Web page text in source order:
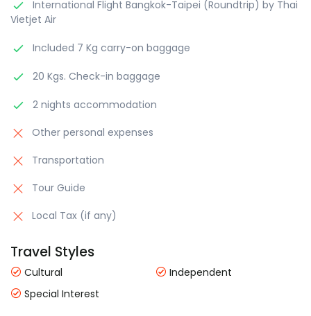
International Flight Bangkok-Taipei (Roundtrip) by Thai
Vietjet Air
Included 7 Kg carry-on baggage
20 Kgs. Check-in baggage
2 nights accommodation
Other personal expenses
Transportation
Tour Guide
Local Tax (if any)
Travel Styles
Cultural
Independent
Special Interest